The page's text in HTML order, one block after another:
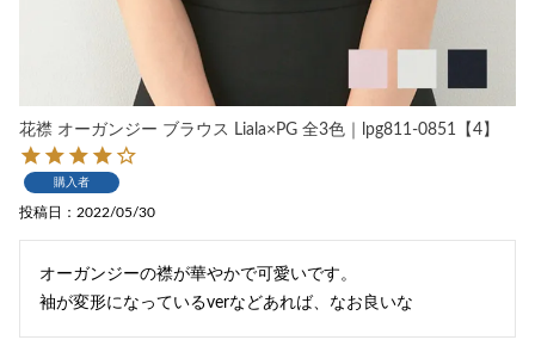
花襟 オーガンジー ブラウス Liala×PG 全3色｜lpg811-0851【4】
購入者
投稿日 2022/05/30
オーガンジーの襟が華やかで可愛いです。
袖が変形になっているverなどあれば、なお良いな